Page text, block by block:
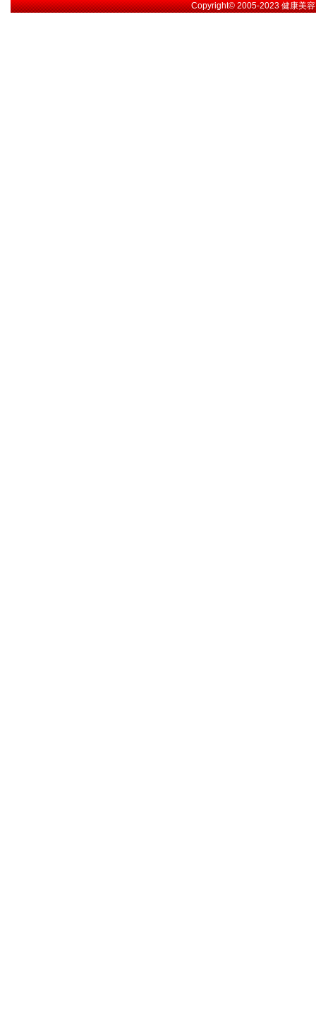
Copyright© 2005-2023健康美